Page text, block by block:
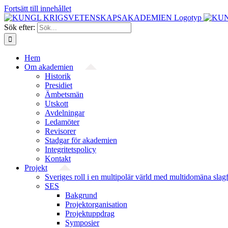
Fortsätt till innehållet
Sök efter:
Hem
Om akademien
Historik
Presidiet
Ämbetsmän
Utskott
Avdelningar
Ledamöter
Revisorer
Stadgar för akademien
Integritetspolicy
Kontakt
Projekt
Sveriges roll i en multipolär värld med multidomäna
SES
Bakgrund
Projekt­organisation
Projektuppdrag
Symposier